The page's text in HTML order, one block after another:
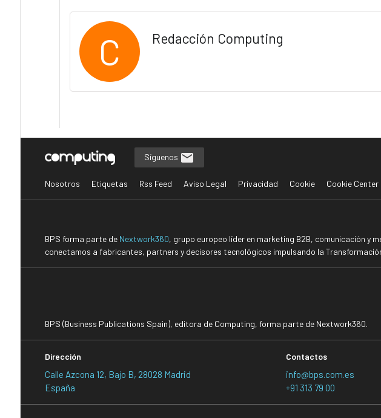
C Redacción Computing
Síguenos
Nosotros Etiquetas Rss Feed Aviso Legal Privacidad Cookie Cookie Center
BPS forma parte de Nextwork360, grupo europeo líder en marketing B2B, comunicación
conectamos a fabricantes, partners y decisores tecnológicos impulsando la
BPS (Business Publications Spain), editora de Computing, forma parte de Nextwork360.
Dirección
Calle Azcona 12, Bajo B, 28028 Madrid
España
Contactos
info@bps.com.es
+91 313 79 00